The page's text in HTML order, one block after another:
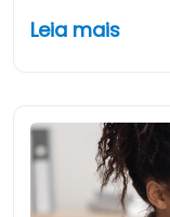
Leia mais